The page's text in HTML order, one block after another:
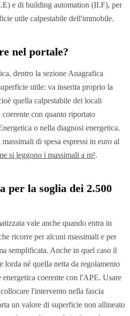
e di building automation (II.F), per
utile calpestabile dell'immobile.
nel portale?
dentro la sezione Anagrafica
utile: va inserita proprio la
quella calpestabile dei locali
con quanto riportato
o nella diagnosi energetica.
di spesa espressi in euro al
si leggono i massimali a m².
per la soglia dei 2.500
vale anche quando entra in
ricorre per alcuni massimali e per
semplificata. Anche in quel caso il
lorda né quella netta da regolamento
coerente con l'APE. Usare
l'intervento nella fascia
un valore di superficie non allineato